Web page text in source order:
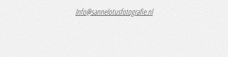
Info@sannelotusfotografie.nl